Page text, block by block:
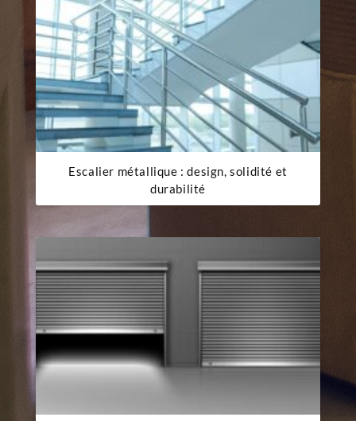
Escalier métallique : design, solidité et
durabilité